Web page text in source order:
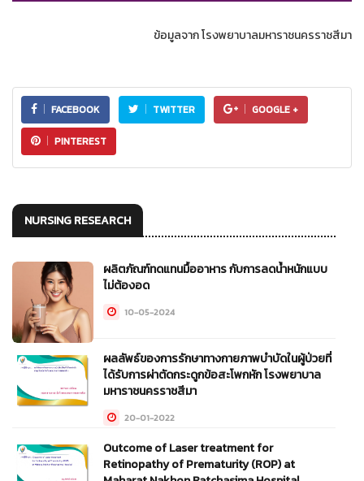
ข้อมูลจาก โรงพยาบาลมหาราชนครราชสีมา
FACEBOOK TWITTER GOOGLE +
PINTEREST
NURSING RESEARCH
ผลิตภัณฑ์ทดแทนมื้ออาหาร กับการลดน้ำหนักแบบ
ไม่ต้องอด
10-05-2024
ผลลัพธ์ของการรักษาทางกายภาพบำบัดในผู้ป่วยที่
ได้รับการผ่าตัดกระดูกข้อสะโพกหัก โรงพยาบาล
มหาราชนครราชสีมา
20-01-2022
Outcome of Laser treatment for
Retinopathy of Prematurity (ROP) at